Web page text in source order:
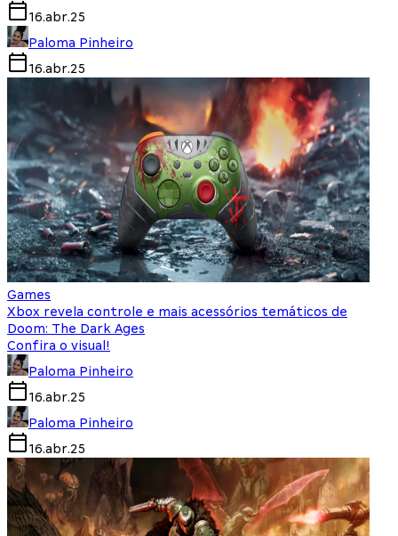
16.abr.25
Paloma Pinheiro
16.abr.25
Games
Xbox revela controle e mais acessórios temáticos de
Doom: The Dark Ages
Confira o visual!
Paloma Pinheiro
16.abr.25
Paloma Pinheiro
16.abr.25